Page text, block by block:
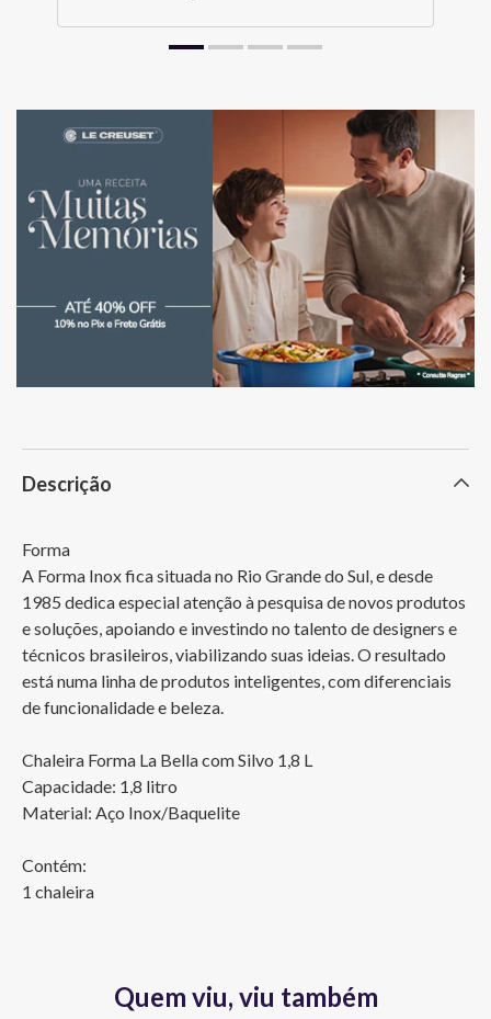
Descrição
Forma
A Forma Inox fica situada no Rio Grande do Sul, e desde
1985 dedica especial atenção à pesquisa de novos produtos
e soluções, apoiando e investindo no talento de designers e
técnicos brasileiros, viabilizando suas ideias. O resultado
está numa linha de produtos inteligentes, com diferenciais
de funcionalidade e beleza.
Chaleira Forma La Bella com Silvo 1,8 L
Capacidade: 1,8 litro
Material: Aço Inox/Baquelite
Contém:
1 chaleira
Quem viu, viu também